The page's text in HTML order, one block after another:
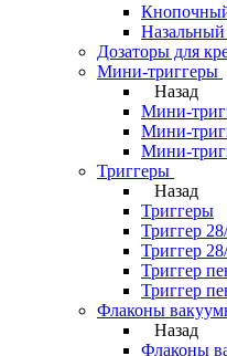
Назальный
Дозаторы для
Мини-триггеры
Назад
Мини-
Мини-
Мини-
Триггеры
Назад
Триггеры
Триггер
Триггер
Триггер
Триггер
Флаконы
Назад
Флаконы